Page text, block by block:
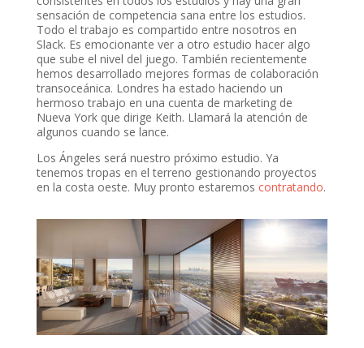
sensación de competencia sana entre los estudios.
Todo el trabajo es compartido entre nosotros en
Slack. Es emocionante ver a otro estudio hacer algo
que sube el nivel del juego. También recientemente
hemos desarrollado mejores formas de colaboración
transoceánica. Londres ha estado haciendo un
hermoso trabajo en una cuenta de marketing de
Nueva York que dirige Keith. Llamará la atención de
algunos cuando se lance.
Los Ángeles será nuestro próximo estudio. Ya
tenemos tropas en el terreno gestionando proyectos
en la costa oeste. Muy pronto estaremos contratando.